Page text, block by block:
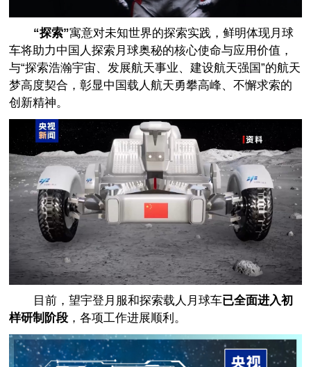
“探索”寓意对未知世界的探索实践，鲜明体现月球
车将助力中国人探索月球奥秘的核心使命与应用价值，
与“探索浩瀚宇宙、发展航天事业、建设航天强国”的航天
梦高度契合，彰显中国载人航天勇攀高峰、不懈求索的
创新精神。
目前，望宇登月服和探索载人月球车已全面进入初
样研制阶段，各项工作进展顺利。